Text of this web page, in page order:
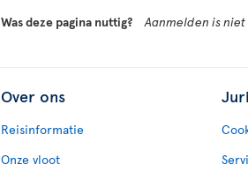
Was deze pagina nuttig? Aanmelden is niet
Over ons
Reisinformatie
Onze vloot